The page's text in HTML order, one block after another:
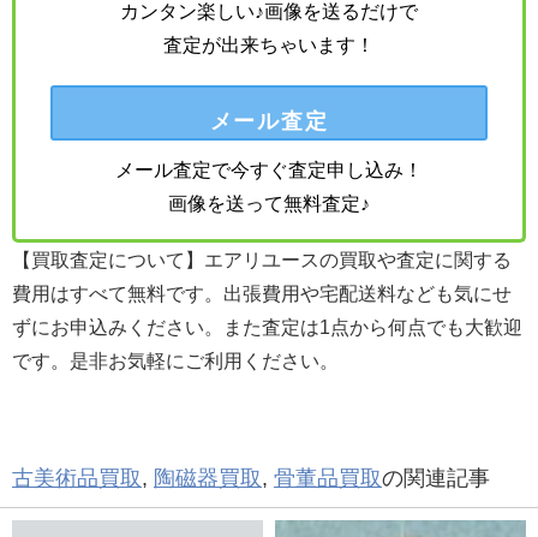
カンタン楽しい♪画像を送るだけで
査定が出来ちゃいます！
メール査定
メール査定で今すぐ査定申し込み！
画像を送って無料査定♪
【買取査定について】エアリユースの買取や査定に関する
費用はすべて無料です。出張費用や宅配送料なども気にせ
ずにお申込みください。また査定は1点から何点でも大歓迎
です。是非お気軽にご利用ください。
古美術品買取 陶磁器買取 骨董品買取の関連記事